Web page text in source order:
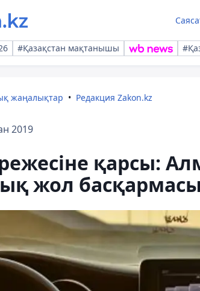
#Қазақстан мақтанышы
жаңалықтар Редакция Zakon.kz
2019
қарсы:
жол